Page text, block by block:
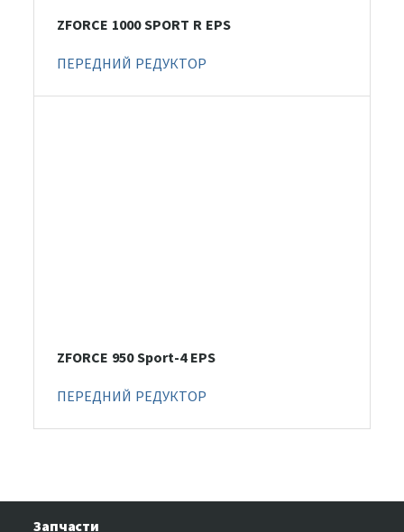
ZFORCE 1000 SPORT R EPS
ПЕРЕДНИЙ РЕДУКТОР
ZFORCE 950 Sport-4 EPS
ПЕРЕДНИЙ РЕДУКТОР
Запчасти